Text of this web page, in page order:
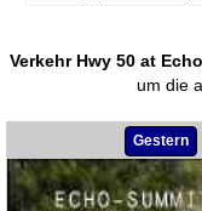
Verkehr Hwy 50 at
um die
Gestern